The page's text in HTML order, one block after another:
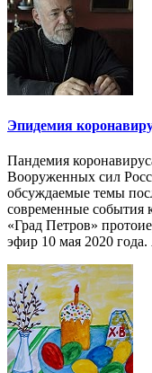
Эпидемия
Пандемия
Вооруженных сил
обсуждаемые темы
современные события
«Град Петров»
эфир 10 мая 2020